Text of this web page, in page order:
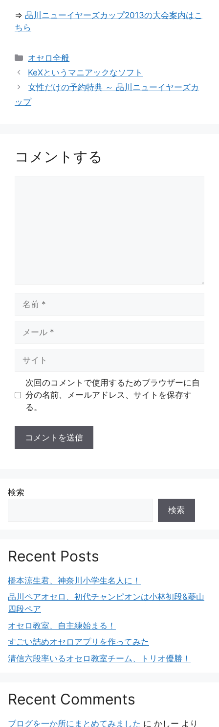
⇒ 品川ニューイヤーズカップ2013の大会案内はこ
ちら
カ
テ
リ
ー
オセロ全般
KeXというマニアックなソフト
女性だけの予約特典 ～ 品川ニューイヤーズカ
ップ
コメントする
次回のコメントで使用するためブラウザーに自
分の名前、メールアドレス、サイトを保存す
る。
検索
検索
Recent Posts
橋本涼生君、神奈川小学生名人に！
品川ペアオセロ、初代チャンピオンは小林初段&菱山
四段ペア
オセロ教室、自主練始まる！
すごい詰めオセロアプリを作ってみた
清信六段率いるオセロ教室チーム、トリオ優勝！
Recent Comments
ブログを一か所にまとめてみました に かしー より